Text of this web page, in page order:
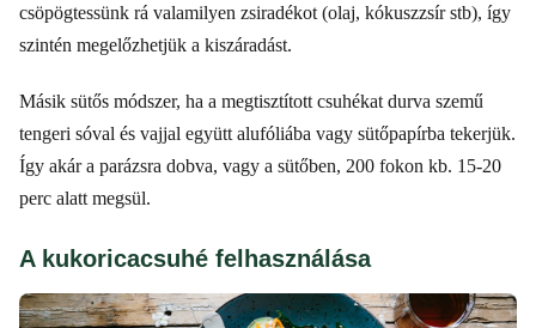
csöpögtessünk rá valamilyen zsiradékot (olaj, kókuszzsír stb), így
szintén megelőzhetjük a kiszáradást.
Másik sütős módszer, ha a megtisztított csuhékat durva szemű
tengeri sóval és vajjal együtt alufóliába vagy sütőpapírba tekerjük.
Így akár a parázsra dobva, vagy a sütőben, 200 fokon kb. 15-20
perc alatt megsül.
A kukoricacsuhé felhasználása